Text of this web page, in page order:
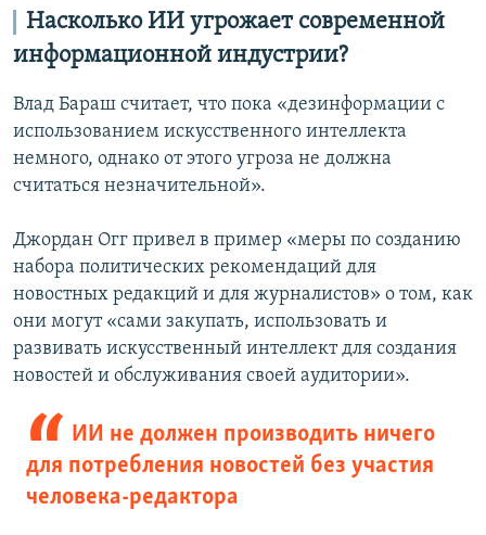
Насколько ИИ угрожает современной
информационной индустрии?
Влад Бараш считает, что пока «дезинформации с
использованием искусственного интеллекта
немного, однако от этого угроза не должна
считаться незначительной».
Джордан Огг привел в пример «меры по созданию
набора политических рекомендаций для
новостных редакций и для журналистов» о том, как
они могут «сами закупать, использовать и
развивать искусственный интеллект для создания
новостей и обслуживания своей аудитории».
ИИ не должен производить ничего
для потребления новостей без участия
человека-редактора